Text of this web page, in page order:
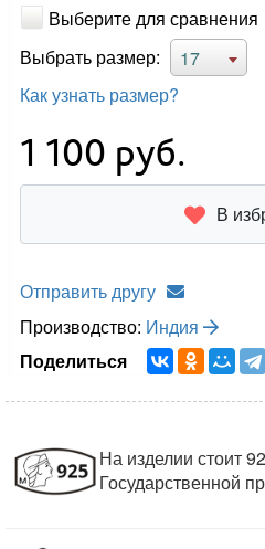
Выберите для сравнения
Выбрать размер:
17
Как узнать размер?
1 100 руб.
В
Отправить другу
Производство: Индия
Поделиться
На изделии стоит
Государственной